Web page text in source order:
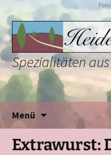
Spezialitäten
Menü
Extrawurst: